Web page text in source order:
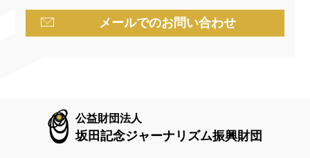
31歳）と大阪写真部の国平幸男（同28歳）だった。
2人は急いで大阪へ戻って新型爆弾による惨状を報
れない」と50年後に書いた。
臨時県庁には、負傷して痛々しい姿の重富がい
た。再会を喜ぶ間もなく、重富が「山口君は見つか
メールでのお問い合わせ
公益財団法人
坂田記念ジャーナリズム振興財団